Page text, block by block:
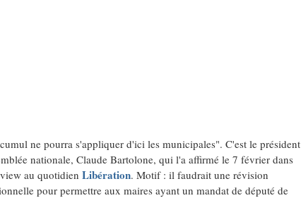
ne pourra s'appliquer d'ici les municipales". C'est le président
nationale, Claude Bartolone, qui l'a affirmé le 7 février dans
au quotidien Libération. Motif : il faudrait une révision
pour permettre aux maires ayant un mandat de député de